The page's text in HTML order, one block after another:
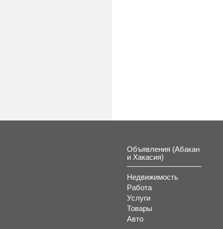
Объявления (Абакан
и Хакасия)
Недвижимость
Работа
Услуги
Товары
Авто